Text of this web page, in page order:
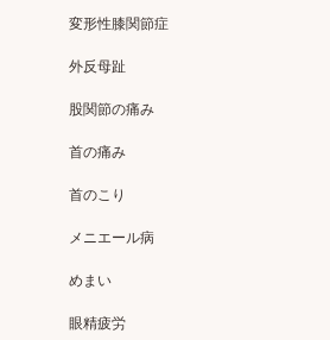
変形性膝関節症
外反母趾
股関節の痛み
首の痛み
首のこり
メニエール病
めまい
眼精疲労